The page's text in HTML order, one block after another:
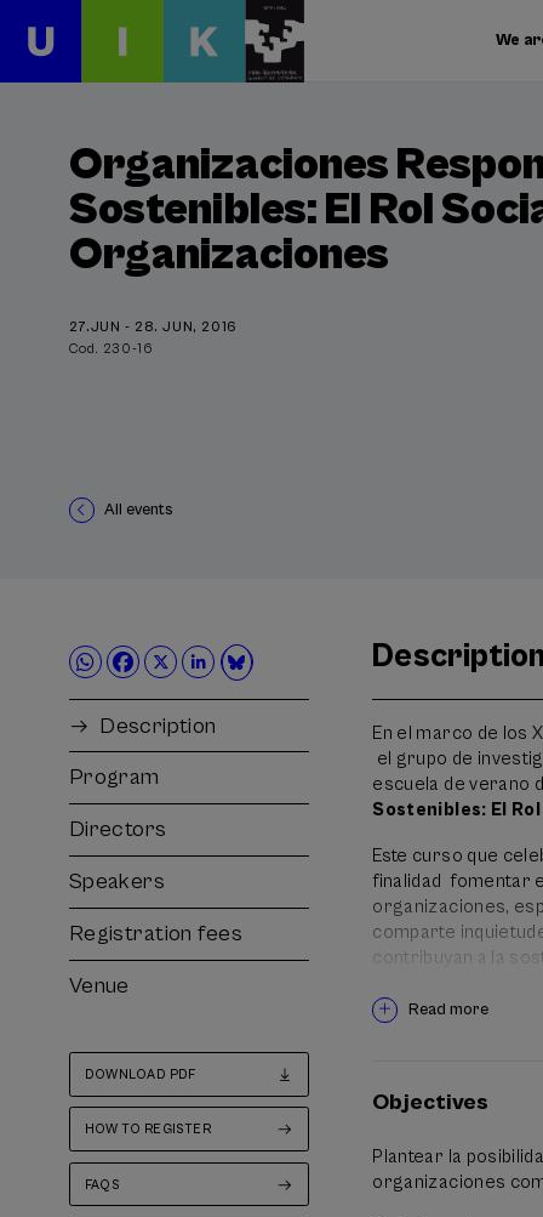
We
Organizaciones
Sostenibles: El Rol
Organizaciones
27.JUN - 28. JUN, 2016
Cod. 230-16
All events
Description
Program
Directors
Speakers
Registration fees
Venue
DOWNLOAD PDF
HOW TO REGISTER
FAQS
Description
En el marco de los
el grupo de
escuela de verano
Sostenibles: El
Este curso que
finalidad fomentar
organizaciones,
comparte
contribuyan a la
(stakehoders). A lo
conocimiento y
Read more
Objectives
Plantear la
organizaciones